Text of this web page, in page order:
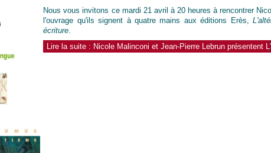
Nous vous invitons ce mardi 21 avril à 20 heures à rencontrer
l'ouvrage qu'ils signent à quatre mains aux éditions Erès,
écriture.
Lire la suite : Nicole Malinconi et Jean-Pierre Lebrun présentent